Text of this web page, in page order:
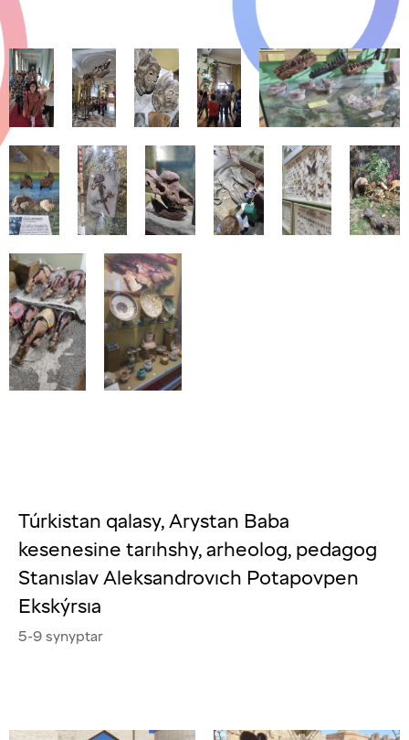
Túrkistan qalasy, Arystan Baba
kesenesine tarıhshy, arheolog, pedagog
Stanıslav Aleksandrovıch Potapovpen
Ekskýrsıa
5-9 synyptar